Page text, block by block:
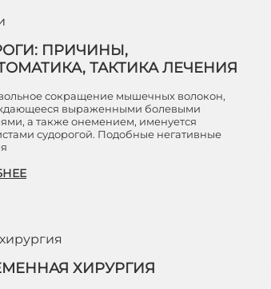
ПРИЧИНЫ,
ТАКТИКА ЛЕЧЕНИЯ
сокращение мышечных волокон,
выраженными болевыми
а также онемением, именуется
судорогой. Подобные негативные
ХИРУРГИЯ